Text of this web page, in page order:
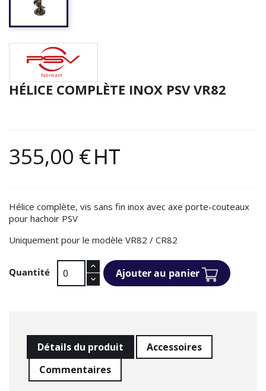
HÉLICE COMPLÈTE INOX PSV VR82
355,00 €HT
Hélice complète, vis sans fin inox avec axe porte-couteaux
pour hachoir PSV
Uniquement pour le modèle VR82 / CR82
Quantité Ajouter au panier
Détails du produit
Accessoires
Commentaires